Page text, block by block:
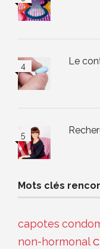
Le
Mots clés
capotes
non-hormonal